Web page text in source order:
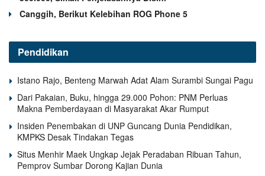
Canggih, Berikut Kelebihan ROG Phone 5
Pendidikan
Istano Rajo, Benteng Marwah Adat Alam Surambi Sungai Pagu
Dari Pakaian, Buku, hingga 29.000 Pohon: PNM Perluas
Makna Pemberdayaan di Masyarakat Akar Rumput
Insiden Penembakan di UNP Guncang Dunia Pendidikan,
KMPKS Desak Tindakan Tegas
Situs Menhir Maek Ungkap Jejak Peradaban Ribuan Tahun,
Pemprov Sumbar Dorong Kajian Dunia